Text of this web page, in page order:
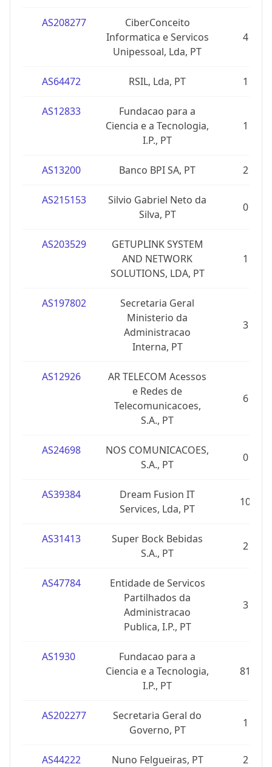
AS208277
CiberConceito
Informatica e Servicos
Unipessoal, Lda, PT
4
AS64472 RSIL, Lda, PT 1
AS12833
Fundacao para a
Ciencia e a Tecnologia,
I.P., PT
1
AS13200 Banco BPI SA, PT 2
AS215153
Silvio Gabriel Neto da
Silva, PT
0
AS203529
GETUPLINK SYSTEM
AND NETWORK
SOLUTIONS, LDA, PT
1
AS197802
Secretaria Geral
Ministerio da
Administracao
Interna, PT
3
AS12926
AR TELECOM Acessos
e Redes de
Telecomunicacoes,
S.A., PT
6
AS24698
NOS COMUNICACOES,
S.A., PT
0
AS39384
Dream Fusion IT
Services, Lda, PT
10
AS31413
Super Bock Bebidas
S.A., PT
2
AS47784
Entidade de Servicos
Partilhados da
Administracao
Publica, I.P., PT
3
AS1930
Fundacao para a
Ciencia e a Tecnologia,
I.P., PT
81
AS202277
Secretaria Geral do
Governo, PT
1
AS44222 Nuno Felgueiras, PT 2